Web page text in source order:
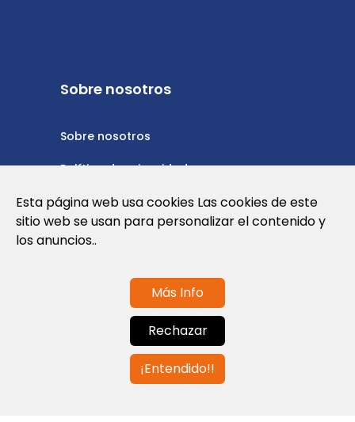
Sobre nosotros
Sobre nosotros
Política de privacidad
Política de cookies
Nota Legal y Condiciones de Uso de la
Contáctanos
info@globalagents.net
Esta página web usa cookies Las cookies de este
sitio web se usan para personalizar el contenido y
los anuncios..
Más Info
Rechazar
¡Entendido!!